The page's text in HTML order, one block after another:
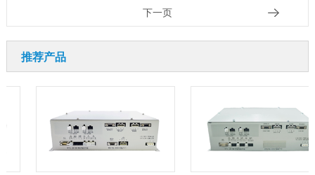
下一页
推荐产品